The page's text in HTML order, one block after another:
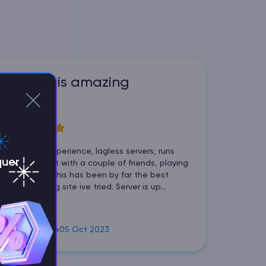
godlike is amazing
Wonderful experience, lagless servers, runs
great I tried it with a couple of friends, playing
terraria and this has been by far the best
server hosting site ive tried. Server is up...
blue z sycthe05 Oct 2023